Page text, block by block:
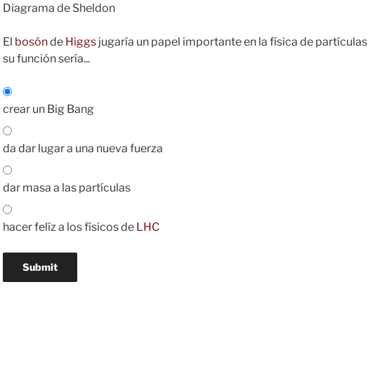
Diagrama de Sheldon
El bosónde Higgsjugaría un papel importante en la física de partículas
su función sería...
crear un Big Bang
da dar lugar a una nueva fuerza
dar masa a las partículas
hacer felíz a los físicos de LHC